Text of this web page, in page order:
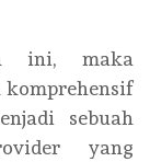
ini, maka
komprehensif
sebuah
yang